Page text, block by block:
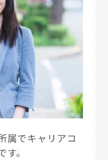
属でキャリアコ
。